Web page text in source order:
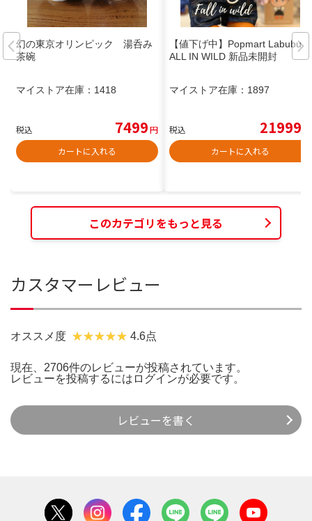
幻の東京オリンピック 湯呑み
茶碗
マイストア在庫： 1418
税込 7499円
カートに入れる
【値下げ中】Popmart Labubu F
ALL IN WILD 新品未開封
マイストア在庫： 1897
税込 21999
カートに入れる
このカテゴリをもっと見る
カスタマーレビュー
オススメ度 4.6点
現在、2706件のレビューが投稿されています。
レビューを投稿するには ログインが必要です。
レビューを書く